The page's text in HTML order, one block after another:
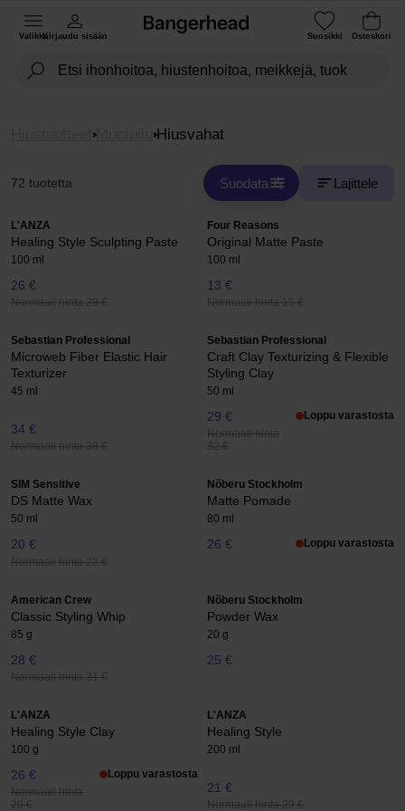
ValikkoKirjaudu sisään Suosikki Ostoskori
Muotoilu Hiusvahat
72 tuotetta Suodata Lajittele
L'ANZA
Healing Style Sculpting Paste
100 ml
26 €
Normaali hinta 29 €
Four Reasons
Original Matte Paste
100 ml
13 €
Normaali hinta 15 €
Sebastian Professional
Microweb Fiber Elastic Hair
Texturizer
45 ml
34 €
Normaali hinta 38 €
Sebastian Professional
Craft Clay Texturizing & Flexible
Styling Clay
50 ml
29 €
Normaali hinta
32 €
Loppu varastosta
SIM Sensitive
DS Matte Wax
50 ml
20 €
Normaali hinta 22 €
Nõberu Stockholm
Matte Pomade
80 ml
26 € Loppu varastosta
American Crew
Classic Styling Whip
85 g
28 €
Normaali hinta 31 €
Nõberu Stockholm
Powder Wax
20 g
25 €
L'ANZA
Healing Style Clay
100 g
26 €
Normaali hinta
29 €
Loppu varastosta
L'ANZA
Healing Style
200 ml
21 €
Normaali hinta 29 €